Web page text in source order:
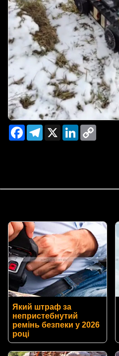
FacebookTelegram
X LinkedIn
Який штраф за
непристебнутий
ремінь безпеки у 2026
році